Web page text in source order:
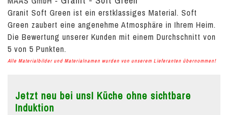
Granit Soft Green ist ein erstklassiges Material. Soft
Green zaubert eine angenehme Atmosphäre in Ihrem Heim.
Die Bewertung unserer Kunden mit einem Durchschnitt von
5 von 5 Punkten.
Alle Materialbilder und Materialnamen wurden von unserem Lieferanten übernommen!
Jetzt neu bei uns! Küche ohne sichtbare
Induktion